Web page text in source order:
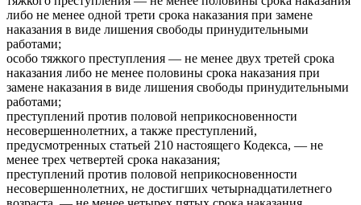
либо не менее одной трети срока наказания при замене
наказания в виде лишения свободы принудительными
работами;
особо тяжкого преступления — не менее двух третей срока
наказания либо не менее половины срока наказания при
замене наказания в виде лишения свободы принудительными
работами;
преступлений против половой неприкосновенности
несовершеннолетних, а также преступлений,
предусмотренных статьей 210 настоящего Кодекса, — не
менее трех четвертей срока наказания;
преступлений против половой неприкосновенности
несовершеннолетних, не достигших четырнадцатилетнего